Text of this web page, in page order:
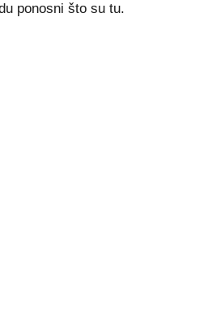
ponosni što su tu.